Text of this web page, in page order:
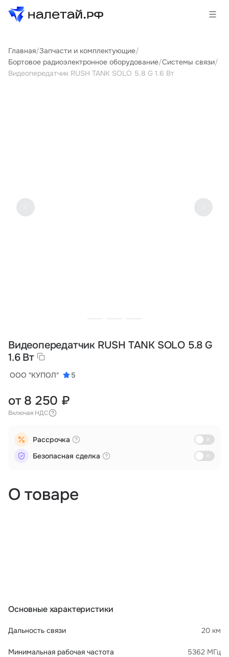
Товары
Услуги
Государственные программы
Партнеры
Главная/Запчасти и комплектующие/
Бортовое радиоэлектронное оборудование/Системы связи/
Видеопередатчик RUSH TANK SOLO 5.8 G 1.6 Вт
О товаре
Основные характеристики
Дальность связи 20 км
Минимальная рабочая частота 5362 МГц
Видеопередатчик RUSH TANK SOLO 5.8 G
1.6 Вт
ООО "КУПОЛ" 5
от 8 250 ₽
Включая НДС
Рассрочка
Безопасная сделка